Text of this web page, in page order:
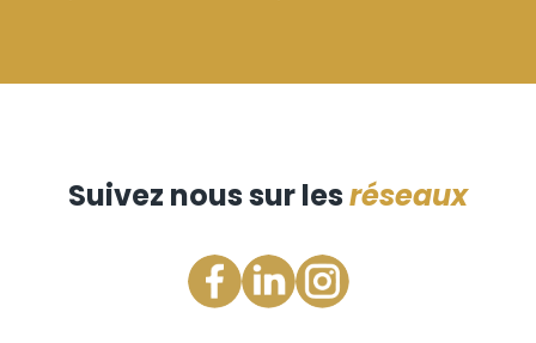
Suivez nous sur lesréseaux